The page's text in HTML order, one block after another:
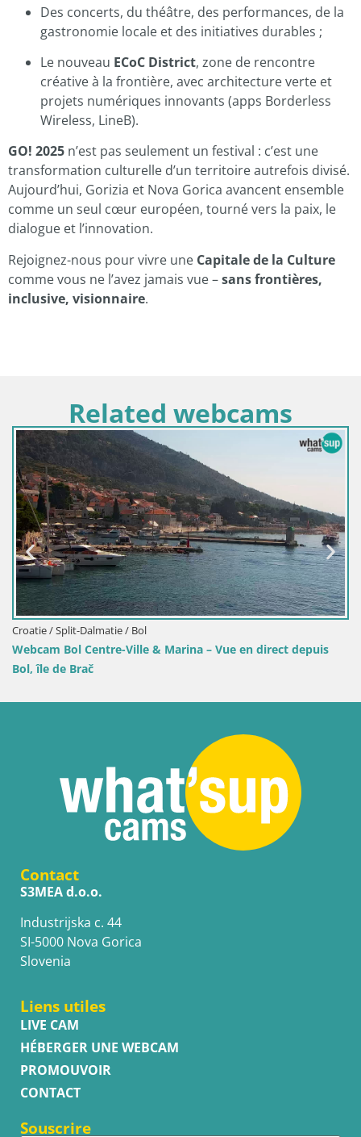
Des concerts, du théâtre, des performances, de la
gastronomie locale et des initiatives durables ;
Le nouveau ECoC District, zone de rencontre
créative à la frontière, avec architecture verte et
projets numériques innovants (apps Borderless
Wireless, LineB).
GO! 2025 n’est pas seulement un festival : c’est une
transformation culturelle d’un territoire autrefois divisé.
Aujourd’hui, Gorizia et Nova Gorica avancent ensemble
comme un seul cœur européen, tourné vers la paix, le
dialogue et l’innovation.
Rejoignez-nous pour vivre une Capitale de la Culture
comme vous ne l’avez jamais vue –sans frontières,
inclusive, visionnaire.
Related webcams
Croatie / Split-Dalmatie / Bol
Webcam Port de Bol – Vue en direct sur la Riva et la
Contact
S3MEA d.o.o.
Industrijska c. 44
SI-5000 Nova Gorica
Slovenia
Liens utiles
LIVE CAM
HÉBERGER UNE WEBCAM
PROMOUVOIR
CONTACT
Souscrire